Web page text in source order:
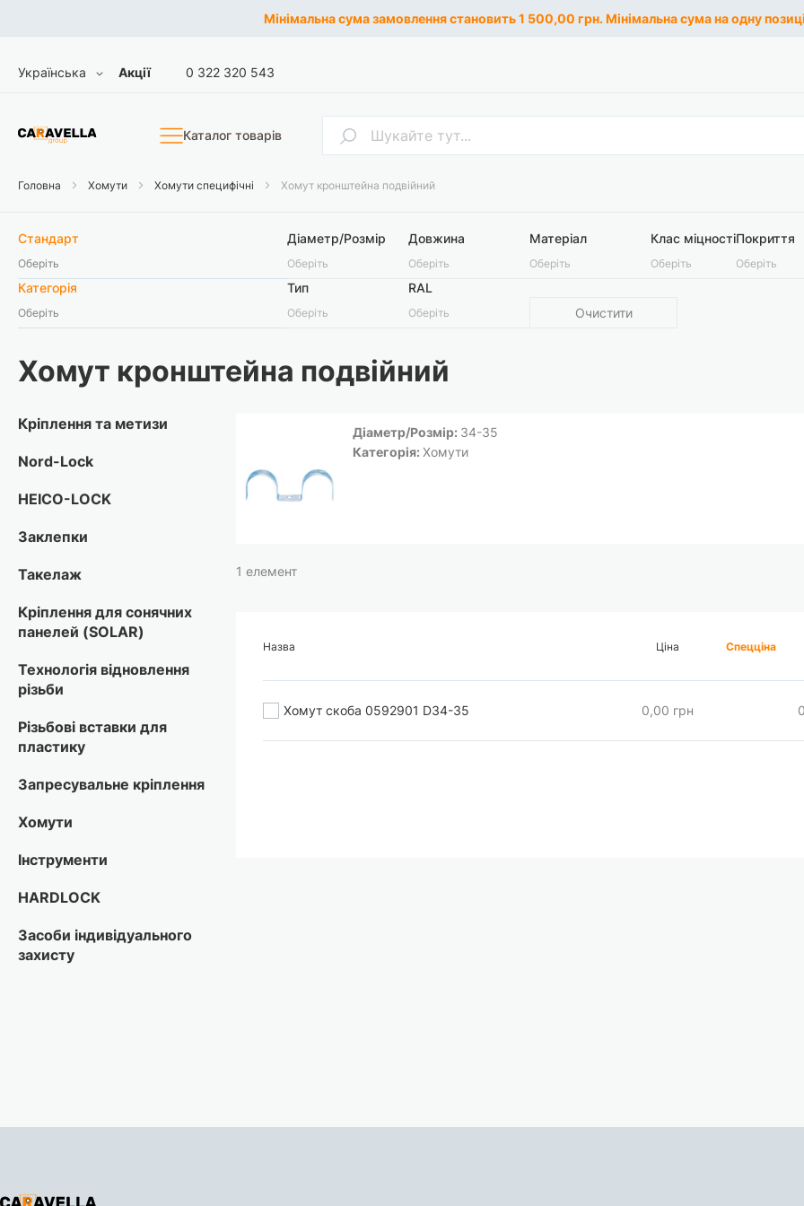
Мінімальна сума замовлення становить 1 500,00 грн. Мінімальна сума на одну
Skip
Мова
Українська Акції 0 322 320 543
Каталог товарів Пошук
Головна Хомути Хомути специфічні Хомут кронштейна подвійний
Стандарт
Оберіть
Категорія
Оберіть
Діаметр/Розмір
Оберіть
Довжина
Оберіть
Матеріал
Оберіть
Клас міцності
Оберіть
Покриття
Оберіть
Тип
Оберіть
RAL
Оберіть Очистити
Хомут кронштейна подвійний
Діаметр/Розмір: 34-35
Категорія:Хомути
1 елемент
Назва Ціна Спецціна
Хомут скоба 0592901 D34-35 0,00 грн
Кріплення та метизи
Nord-Lock
HEICO-LOCK
Заклепки
Такелаж
Кріплення для сонячних
панелей (SOLAR)
Технологія відновлення
різьби
Різьбові вставки для
пластику
Запресувальне кріплення
Хомути
Інструменти
HARDLOCK
Засоби індивідуального
захисту